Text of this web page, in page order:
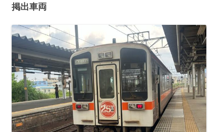
掲出車両